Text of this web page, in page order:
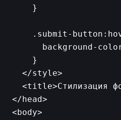
    }
.submit-
background-
    }
  </style>
<title>Стилизация
</head>
<body>